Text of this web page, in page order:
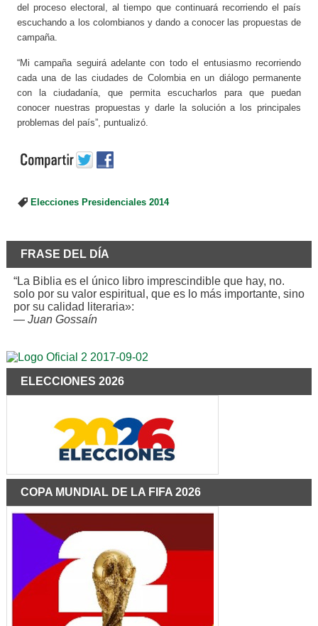
del proceso electoral, al tiempo que continuará recorriendo el país
escuchando a los colombianos y dando a conocer las propuestas de
campaña.
“Mi campaña seguirá adelante con todo el entusiasmo recorriendo
cada una de las ciudades de Colombia en un diálogo permanente
con la ciudadanía, que permita escucharlos para que puedan
conocer nuestras propuestas y darle la solución a los principales
problemas del país”, puntualizó.
Elecciones Presidenciales 2014
FRASE DEL DÍA
“La Biblia es el único libro imprescindible que hay, no.
solo por su valor espiritual, que es lo más importante, sino
por su calidad literaria»:
— Juan Gossaín
ELECCIONES 2026
COPA MUNDIAL DE LA FIFA 2026